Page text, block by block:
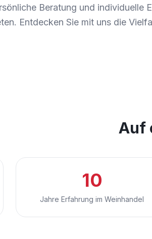
Beratung und individuelle
Entdecken Sie mit uns die
Auf
10
Jahre Erfahrung im Weinhandel